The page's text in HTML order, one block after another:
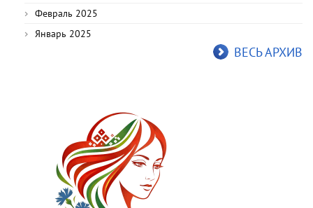
Февраль 2025
Январь 2025
ВЕСЬ АРХИВ